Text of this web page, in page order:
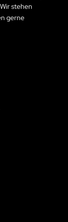
stehen
gerne